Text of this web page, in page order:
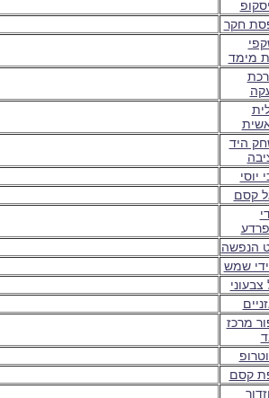
חקר
מימד
היד
יוסי
קסם
הנפשה
שמש
צבעוני
מרכז
קסם